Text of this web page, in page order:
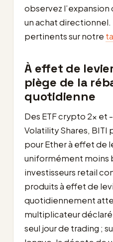
observez l’expansion
un achat directionnel.
pertinents sur notre
À effet de
piège de la
quotidienne
Des ETF crypto 2x et
Volatility Shares, BITI
pour Ether à effet de
uniformément moins
investisseurs retail
produits à effet de
quotidiennement
multiplicateur
seul jour de trading ;